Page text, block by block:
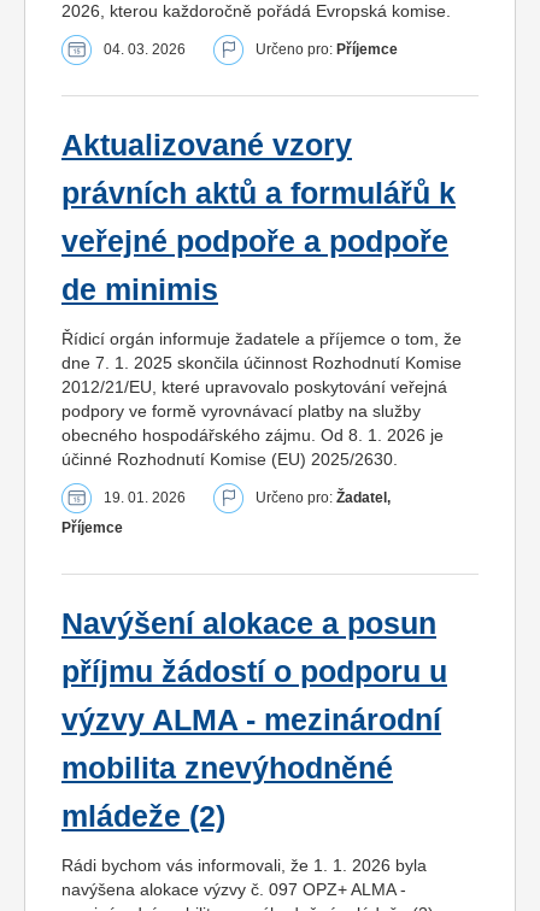
2026, kterou každoročně pořádá Evropská komise.
04. 03. 2026 Určeno pro: Příjemce
Aktualizované vzory
právních aktů a formulářů k
veřejné podpoře a podpoře
de minimis
Řídicí orgán informuje žadatele a příjemce o tom, že
dne 7. 1. 2025 skončila účinnost Rozhodnutí Komise
2012/21/EU, které upravovalo poskytování veřejná
podpory ve formě vyrovnávací platby na služby
obecného hospodářského zájmu. Od 8. 1. 2026 je
účinné Rozhodnutí Komise (EU) 2025/2630.
19. 01. 2026 Určeno pro: Žadatel,
Příjemce
Navýšení alokace a posun
příjmu žádostí o podporu u
výzvy ALMA - mezinárodní
mobilita znevýhodněné
mládeže (2)
Rádi bychom vás informovali, že 1. 1. 2026 byla
navýšena alokace výzvy č. 097 OPZ+ ALMA -